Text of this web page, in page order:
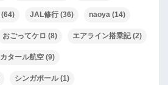
(64) JAL修行 (36) naoya (14)
おごってケロ (8) エアライン搭乗記(2)
カタール航空 (9)
シンガポール(1)